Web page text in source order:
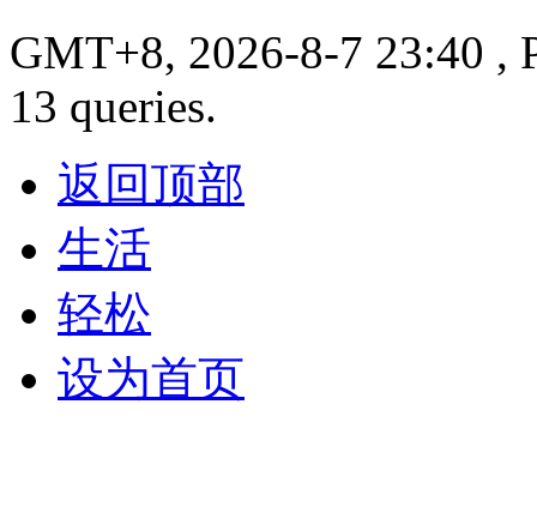
GMT+8, 2026-8-7 23:40 ,
13 queries.
返回顶部
生活
轻松
设为首页